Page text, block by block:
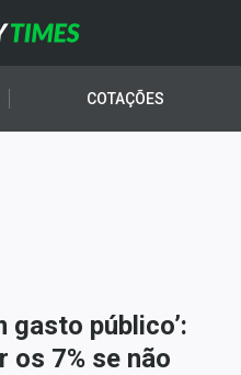
COTAÇÕES
gasto público’:
os 7% se não